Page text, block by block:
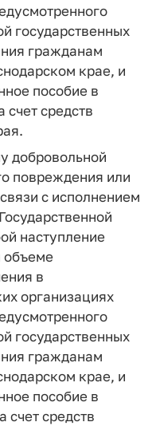
государственных
гражданам
крае, и
пособие в
счет средств
добровольной
повреждения или
с исполнением
наступление
объеме
в
организациях
государственных
гражданам
крае, и
пособие в
счет средств